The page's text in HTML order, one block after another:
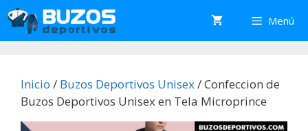
Saltar
al
contenido
Menú
Inicio / Buzos Deportivos Unisex/ Confeccion de
Buzos Deportivos Unisex en Tela Microprince